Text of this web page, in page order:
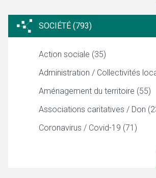
SOCIÉTÉ (793)
Action sociale (35)
Administration / Collectivités
Aménagement du territoire (55)
Associations caritatives / Don
Coronavirus / Covid-19 (71)